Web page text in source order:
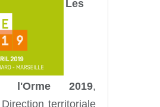
Les
l'Orme 2019,
territoriale